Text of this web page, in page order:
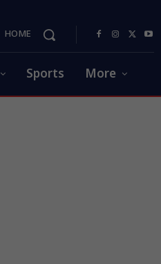
HOME
Sports More